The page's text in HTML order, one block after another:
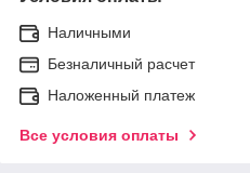
Наличными
Безналичный расчет
Наложенный платеж
Все условия оплаты